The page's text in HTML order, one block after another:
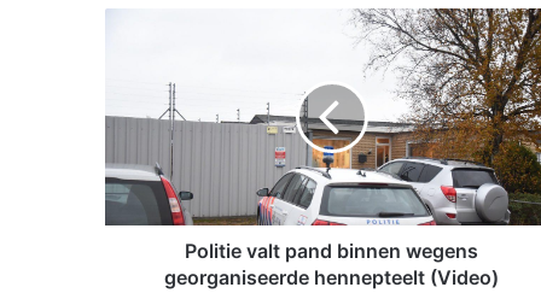
t
e
v
a
Politie valt pand binnen wegens
georganiseerde hennepteelt (Video)